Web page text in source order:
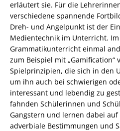
erläutert sie. Für die
verschiedene spannende
Dreh- und Angelpunkt ist der
Medientechnik im Unterricht. Im
Grammatikunterricht einmal
zum Beispiel mit „Gamification“
Spielprinzipien, die sich in den
um ihn auch bei schwierigen
interessant und lebendig zu
fahnden Schülerinnen und
Gangstern und lernen dabei auf
adverbiale Bestimmungen und